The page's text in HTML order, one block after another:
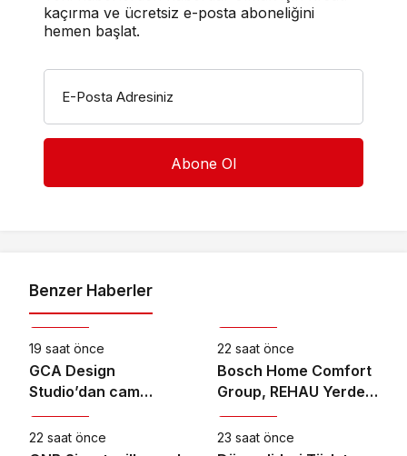
kaçırma ve ücretsiz e-posta aboneliğini
hemen başlat.
E-Posta Adresiniz
Benzer Haberler
Ekonomi
19 saat önce
GCA Design
Studio’dan cam
ambalaj tasarımında
bütüncül yaklaşım
22 saat önce
Bosch Home Comfort
Group, REHAU Yerden
Isıtma Sistemleri’nin
Türkiye’deki tek yetkili
22 saat önce 23 saat önce